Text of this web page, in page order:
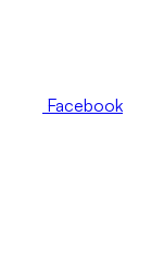
Facebook